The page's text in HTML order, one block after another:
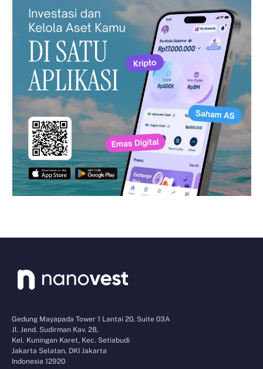
Gedung Mayapada Tower 1 Lantai 20, Suite 03A
Jl. Jend. Sudirman Kav. 28,
Kel. Kuningan Karet, Kec. Setiabudi
Jakarta Selatan, DKI Jakarta
Indonesia 12920